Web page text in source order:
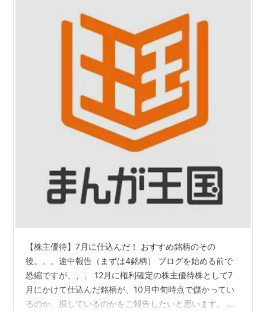
【株主優待】7月に仕込んだ！ おすすめ銘柄のその
後。。。途中報告（まずは4銘柄） ブログを始める前で
恐縮ですが、、、 12月に権利確定の株主優待株として7
月にかけて仕込んだ銘柄が、10月中旬時点で儲かってい
るのか、損しているのかをご報告したいと思います。 そ